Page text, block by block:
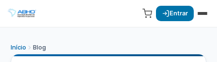
Entrar
Início Blog